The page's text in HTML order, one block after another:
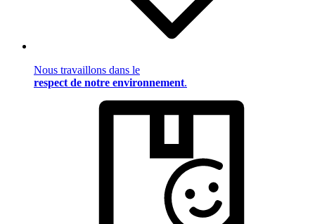
Nous travaillons dans le
respect de notre environnement.